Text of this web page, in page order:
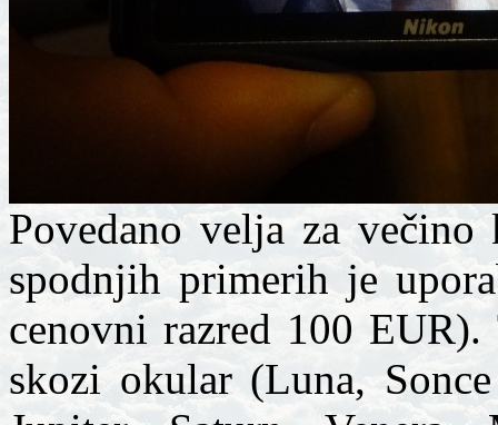
Povedano velja za
spodnjih primerih je
cenovni razred 100
skozi okular (Luna,